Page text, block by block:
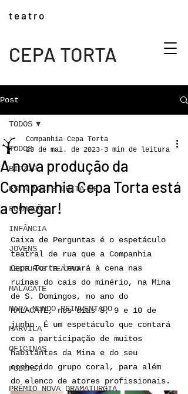
CEPA TORTA
t e a t r o
Post
TODOS
BIPZIP
ESTA NOITE GRITA-SE
FORMAÇÃO
INFÂNCIA
JOVENS
LEITURAS TEATRO
MALACATE
MAPA MUNDO REINVENTADO
MARVILA
OFICINAS
PODCAST
PRÉMIO NOVA DRAMATURGIA
TODOS
A nova produção da
Companhia Cepa Torta está
a chegar!
Companhia Cepa Torta
23 de mai. de 2023 3 min de leitura
Caixa de Perguntas é o espetáculo
teatral de rua que a Companhia
Cepa Torta levará à cena nas
ruínas do cais do minério, na Mina
de S. Domingos, no ano do
MALACATE, nos dias 8, 9 e 10 de
junho. É um espetáculo que contará
com a participação de muitos
habitantes da Mina e do seu
conhecido grupo coral, para além
do elenco de atores profissionais.